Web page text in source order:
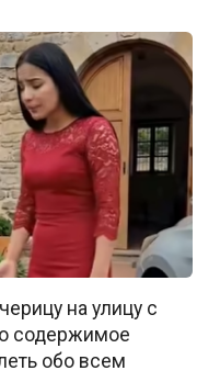
на улицу с
содержимое
обо всем